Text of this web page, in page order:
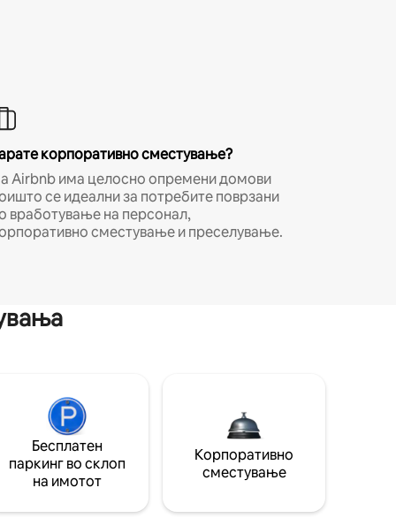
корпоративно сместување?
Airbnb има целосно опремени домови
се идеални за потребите поврзани
вработување на персонал,
сместување и преселување.
Бесплатен
паркинг во склоп
на имотот
Корпоративно
сместување